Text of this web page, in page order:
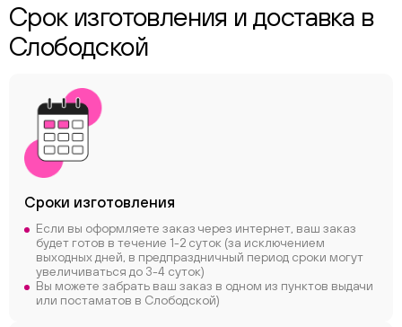
Срок изготовления и доставка в
Слободской
Сроки изготовления
Если вы оформляете заказ через интернет, ваш заказ
будет готов в течение 1-2 суток (за исключением
выходных дней, в предпраздничный период сроки могут
увеличиваться до 3-4 суток)
Вы можете забрать ваш заказ в одном из пунктов выдачи
или постаматов в Слободской)